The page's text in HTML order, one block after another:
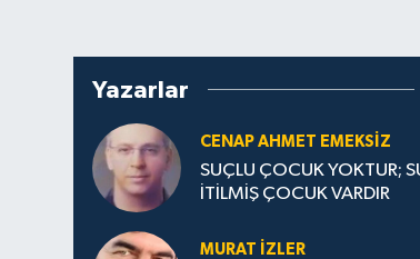
Yazarlar
CENAP AHMET EMEKSİZ
SUÇLU ÇOCUK YOKTUR;
İTİLMİŞ ÇOCUK VARDIR
MURAT İZLER